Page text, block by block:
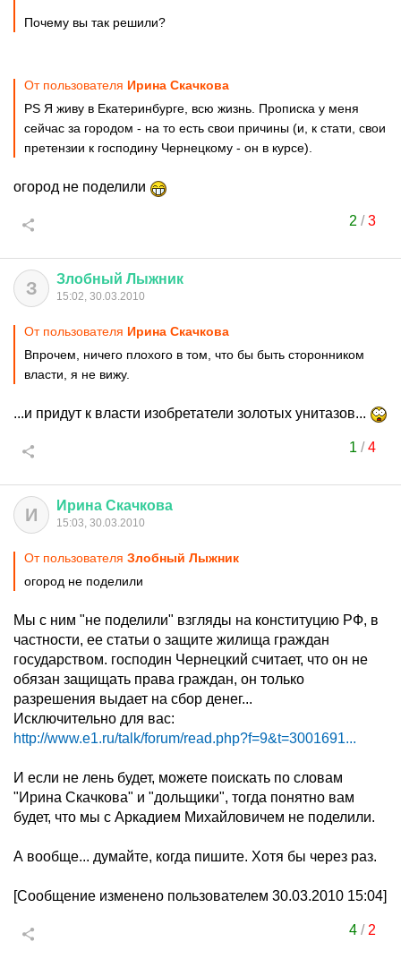
Почему вы так решили?
От пользователя Ирина Скачкова
PS Я живу в Екатеринбурге, всю жизнь. Прописка у меня
сейчас за городом - на то есть свои причины (и, к стати, свои
претензии к господину Чернецкому - он в курсе).
огород не поделили
2 /3
З Злобный Лыжник
15:02, 30.03.2010
От пользователя Ирина Скачкова
Впрочем, ничего плохого в том, что бы быть сторонником
власти, я не вижу.
...и придут к власти изобретатели золотых унитазов...
1 /4
И Ирина Скачкова
15:03, 30.03.2010
От пользователя Злобный Лыжник
огород не поделили
Мы с ним "не поделили" взгляды на конституцию РФ, в
частности, ее статьи о защите жилища граждан
государством. господин Чернецкий считает, что он не
обязан защищать права граждан, он только
разрешения выдает на сбор денег...
Исключительно для вас:
http://www.e1.ru/talk/forum/read.php?f=9&t=3001691...
И если не лень будет, можете поискать по словам
"Ирина Скачкова" и "дольщики", тогда понятно вам
будет, что мы с Аркадием Михайловичем не поделили.
А вообще... думайте, когда пишите. Хотя бы через раз.
[Сообщение изменено пользователем 30.03.2010 15:04]
4/ 2